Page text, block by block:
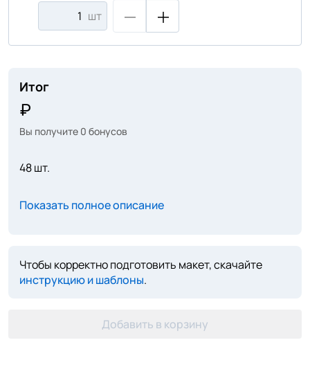
шт
Итог
Вы получите 0 бонусов
48 шт.
Показать полное описание
Чтобы корректно подготовить макет, скачайте
инструкцию и шаблоны.
Добавить в корзину